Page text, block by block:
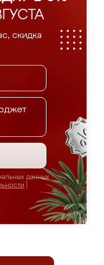
скидка
данных